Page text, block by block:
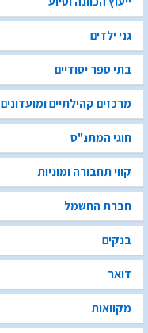
גני ילדים
בתי ספר יסודיים
מרכזים קהילתיים ומועדונים
חוגי המתנ"ס
קווי תחבורה ומוניות
חברת החשמל
בנקים
דואר
מקוואות